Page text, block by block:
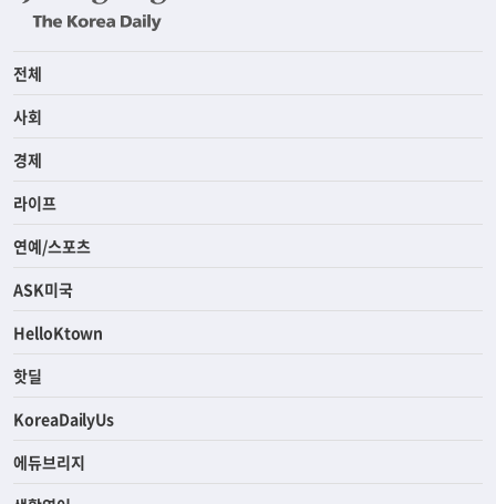
전체
사회
경제
라이프
연예/스포츠
ASK미국
HelloKtown
핫딜
KoreaDailyUs